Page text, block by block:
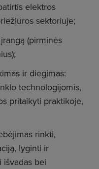
elektros
sektoriuje;
(pirminės
ir diegimas:
technologijomis,
pritaikyti praktikoje,
rinkti,
lyginti ir
bei